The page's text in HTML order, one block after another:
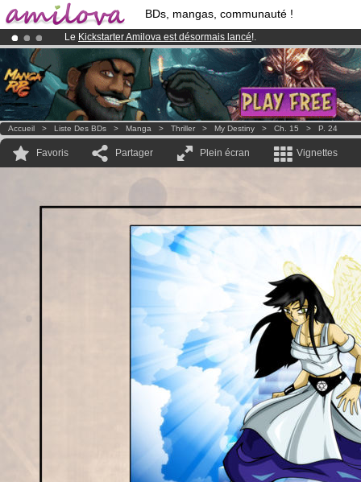
BDs, mangas, communauté !
Le Kickstarter Amilova est désormais lancé!.
Abonnement premium: à partir de3.95 eurospar mois !Clique ici
Déjà 134393membreset 1208BDs & Mangas!
Accueil > Liste Des BDs > Manga > Thriller > My Destiny > Ch. 15 > P. 24
Favoris Partager Plein écran Vignettes